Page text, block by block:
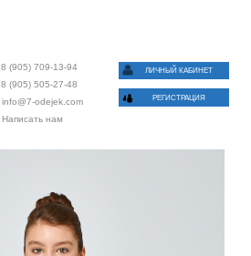
8 (905) 709-13-94
8 (905) 505-27-48
info@7-odejek.com
Написать нам
ЛИЧНЫЙ КАБИНЕТ
РЕГИСТРАЦИЯ